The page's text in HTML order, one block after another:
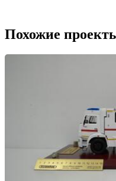
Похожие